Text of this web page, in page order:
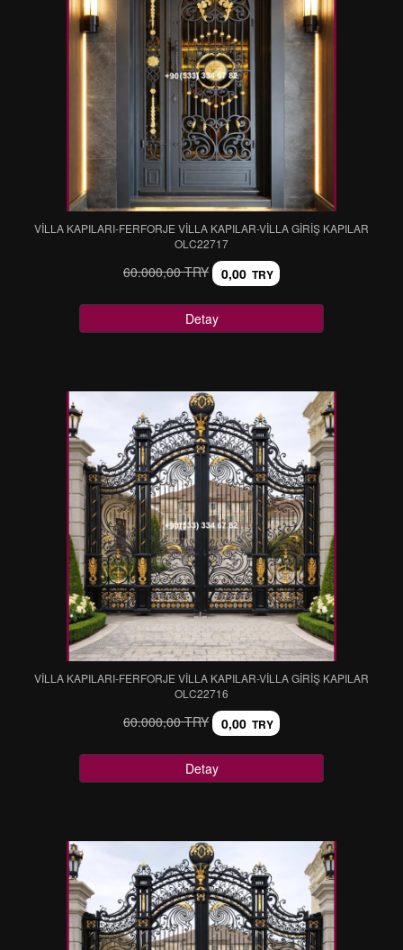
VİLLA KAPILARI-FERFORJE VİLLA KAPILAR-VİLLA GİRİŞ KAPILAR
OLC22717
60.000,00 TRY 0,00 TRY
Detay
VİLLA KAPILARI-FERFORJE VİLLA KAPILAR-VİLLA GİRİŞ KAPILAR
OLC22716
60.000,00 TRY 0,00 TRY
Detay